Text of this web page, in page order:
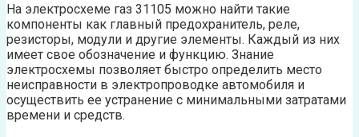
На электросхеме газ 31105 можно найти такие
компоненты как главный предохранитель, реле,
резисторы, модули и другие элементы. Каждый из них
имеет свое обозначение и функцию. Знание
электросхемы позволяет быстро определить место
неисправности в электропроводке автомобиля и
осуществить ее устранение с минимальными затратами
времени и средств.